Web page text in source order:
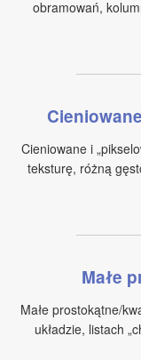
obramowań,
Cieniowane i
teksturę, różną
Małe
Małe prostokątne/
układzie, listach